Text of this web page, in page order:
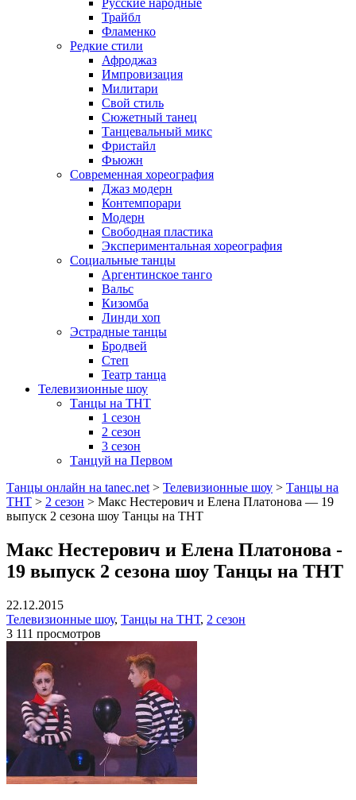
Русские народные
Трайбл
Фламенко
Редкие стили
Афроджаз
Импровизация
Милитари
Свой стиль
Сюжетный танец
Танцевальный микс
Фристайл
Фьюжн
Современная хореография
Джаз модерн
Контемпорари
Модерн
Свободная пластика
Экспериментальная хореография
Социальные танцы
Аргентинское танго
Вальс
Кизомба
Линди хоп
Эстрадные танцы
Бродвей
Степ
Театр танца
Телевизионные шоу
Танцы на ТНТ
1 сезон
2 сезон
3 сезон
Танцуй на Первом
Танцы онлайн на tanec.net > Телевизионные шоу > Танцы на
ТНТ > 2 сезон > Макс Нестерович и Елена Платонова — 19
выпуск 2 сезона шоу Танцы на ТНТ
Макс Нестерович и Елена Платонова -
19 выпуск 2 сезона шоу Танцы на ТНТ
22.12.2015
Телевизионные шоу, Танцы на ТНТ, 2 сезон
3 111 просмотров